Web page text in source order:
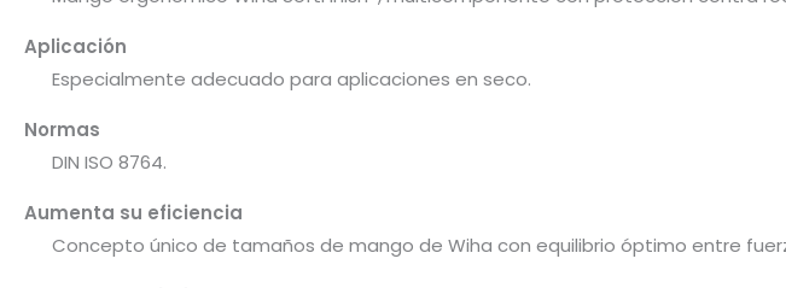
Aplicación
Especialmente adecuado para aplicaciones en seco.
Normas
DIN ISO 8764.
Aumenta su eficiencia
Concepto único de tamaños de mango de Wiha con equilibrio óptimo entre